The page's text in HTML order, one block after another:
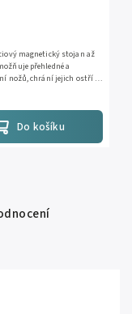
Do košíku
magnetický stojan až
přehledné a
nožů, chrání jejich ostří a